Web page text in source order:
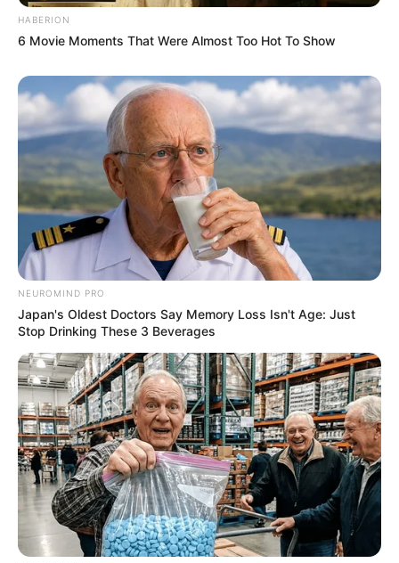
HABERION
6 Movie Moments That Were Almost Too Hot To Show
NEUROMIND PRO
Japan's Oldest Doctors Say Memory Loss Isn't Age: Just
Stop Drinking These 3 Beverages